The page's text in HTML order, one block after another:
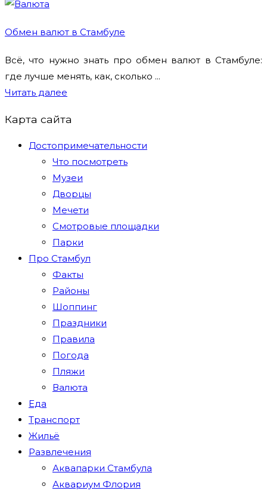
Обмен валют в Стамбуле
Всё, что нужно знать про обмен валют в Стамбуле:
где лучше менять, как, сколько ...
Читать далее
Карта сайта
Достопримечательности
Что посмотреть
Музеи
Дворцы
Мечети
Смотровые площадки
Парки
Про Стамбул
Факты
Районы
Шоппинг
Праздники
Правила
Погода
Пляжи
Валюта
Еда
Транспорт
Жильё
Развлечения
Аквапарки Стамбула
Аквариум Флория